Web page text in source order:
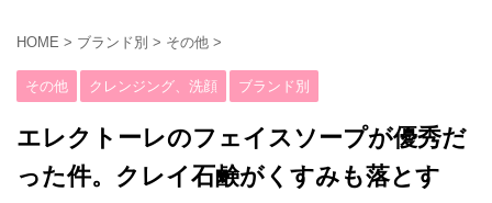
HOME > ブランド別 > その他 >
その他 クレンジング、洗顔 ブランド別
エレクトーレのフェイスソープが優秀だ
った件。クレイ石鹸がくすみも落とす